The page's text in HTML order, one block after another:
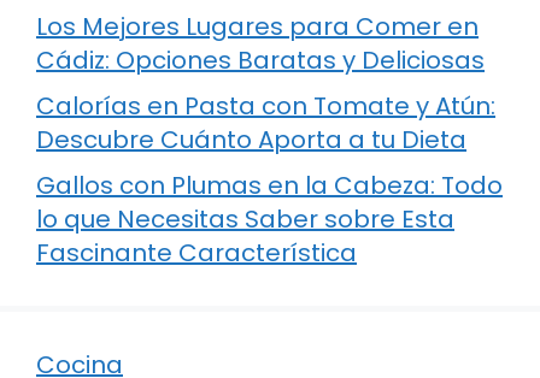
Los Mejores Lugares para Comer en
Cádiz: Opciones Baratas y Deliciosas
Calorías en Pasta con Tomate y Atún:
Descubre Cuánto Aporta a tu Dieta
Gallos con Plumas en la Cabeza: Todo
lo que Necesitas Saber sobre Esta
Fascinante Característica
Cocina